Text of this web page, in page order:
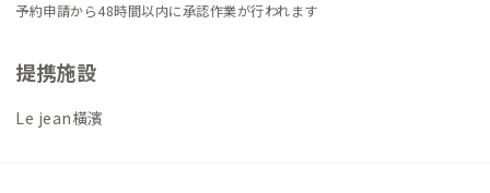
予約申請から48時間以内に承認作業が行われます
提携施設
Le jean橫濱